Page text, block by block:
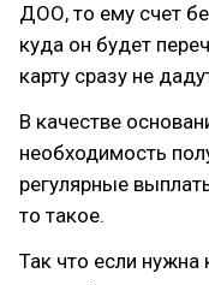
ДОО, то ему счет
куда он будет
карту сразу не
В качестве
необходимость
регулярные
то такое.
Так что если